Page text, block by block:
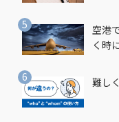
空港
く時
難し